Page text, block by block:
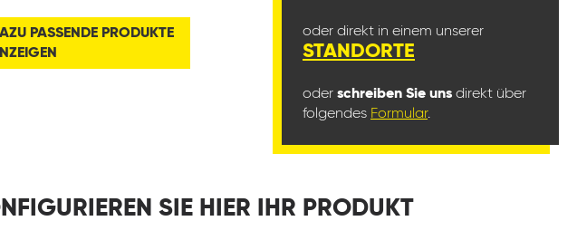
PASSENDE PRODUKTE
oder direkt in einem unserer
STANDORTE
oder schreiben Sie uns direkt über
folgendes Formular.
SIE HIER IHR PRODUKT